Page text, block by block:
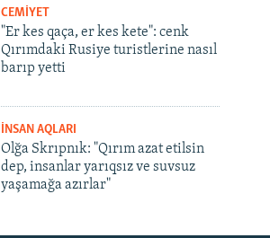
CEMİYET
"Er kes qaça, er kes kete": cenk
Qırımdaki Rusiye turistlerine nasıl
barıp yetti
İNSAN AQLARI
Olğa Skrıpnık: "Qırım azat etilsin
dep, insanlar yarıqsız ve suvsuz
yaşamağa azırlar"